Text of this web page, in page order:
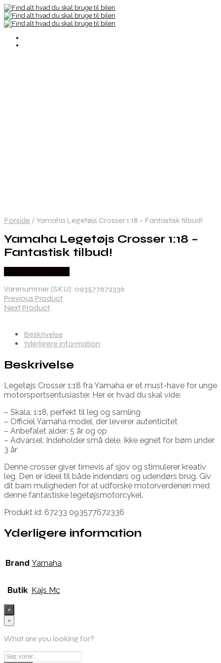
Forside / Yamaha Legetøjs Crosser 1:18 – Fantastisk tilbud!
Yamaha Legetøjs Crosser 1:18 –
Fantastisk tilbud!
Varenummer (SKU): 093577672336
Previous Product
Next Product
Beskrivelse
Yderligere information
Beskrivelse
Legetøjs Crosser 1:18 fra Yamaha er et must-have for unge
motorsportsentusiaster. Her er, hvad du skal vide:
– Skala: 1:18, perfekt til leg og samling
– Officiel Yamaha model, der leverer autenticitet
– Anbefalet alder: 5 år og op
– Advarsel: Indeholder små dele, ikke egnet for børn under
3 år
Denne crosser giver timevis af sjov og stimulerer kreativ
leg. Den er ideel til både indendørs og udendørs brug. Giv
dit barn muligheden for at udforske motorverdenen med
denne fantastiske legetøjsmotorcykel.
Produkt id: 67233 093577672336
Yderligere information
Brand Yamaha
Butik Kajs Mc
×
×
What are you looking for?